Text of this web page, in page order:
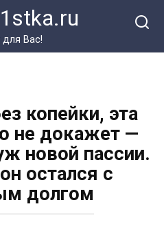
для Вас!
копейки, эта
не докажет —
новой пассии.
остался с
долгом